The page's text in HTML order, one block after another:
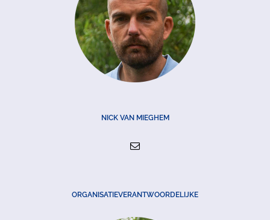
NICK VAN MIEGHEM
ORGANISATIEVERANTWOORDELIJKE